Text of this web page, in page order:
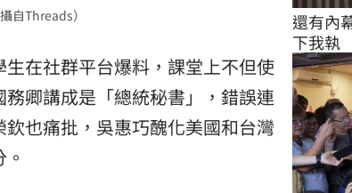
自Threads）
生在社群平台爆料，課堂上不但使
卿講成是「總統秘書」，錯誤連
也痛批，吳惠巧醜化美國和台灣
還有內
下我執